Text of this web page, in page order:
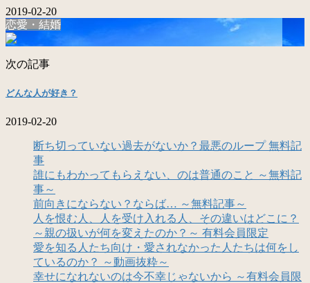
2019-02-20
恋愛・結婚
次の記事
どんな人が好き？
2019-02-20
断ち切っていない過去がないか？最悪のループ 無料記
事
誰にもわかってもらえない、のは普通のこと ～無料記
事～
前向きにならない？ならば… ～無料記事～
人を恨む人、人を受け入れる人、その違いはどこに？
～親の扱いが何を変えたのか？～ 有料会員限定
愛を知る人たち向け・愛されなかった人たちは何をし
ているのか？ ～動画抜粋～
幸せになれないのは今不幸じゃないから ～有料会員限